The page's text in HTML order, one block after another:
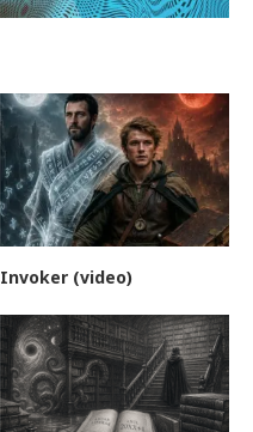
Invoker (video)